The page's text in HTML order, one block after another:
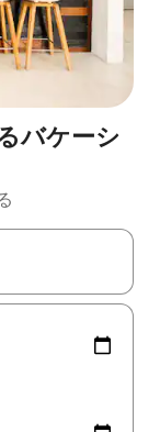
バケーシ
使って移動するか